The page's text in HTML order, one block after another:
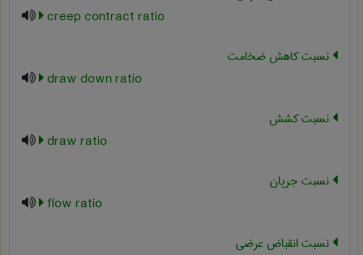
creep contract ratio
نسبت کاهش ضخامت
draw down ratio
نسبت کشش
draw ratio
نسبت جریان
flow ratio
نسبت انقباض عرضی